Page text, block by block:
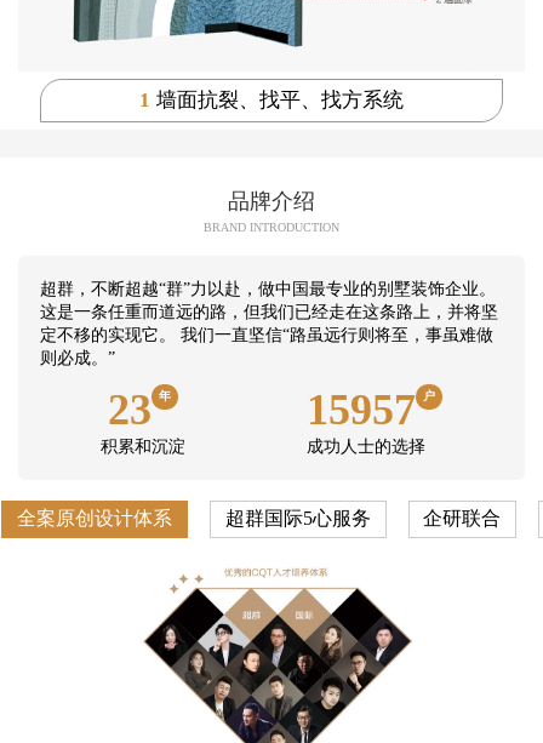
1 墙面抗裂、找平、找方系统
品牌介绍
BRAND INTRODUCTION
超群，不断超越“群”力以赴，做中国最专业的别墅装饰企业。
这是一条任重而道远的路，但我们已经走在这条路上，并将坚
定不移的实现它。 我们一直坚信“路虽远行则将至，事虽难做
则必成。”
23 年
积累和沉淀
15957 户
成功人士的选择
全案原创设计体系 超群国际5心服务 企研联合